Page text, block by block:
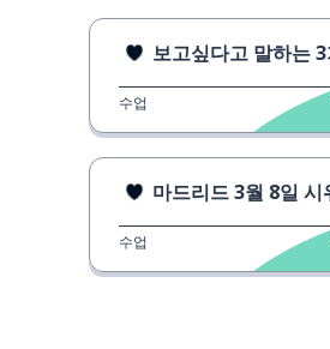
보고싶다고 말하는
수업
마드리드 3월 8일 시
수업